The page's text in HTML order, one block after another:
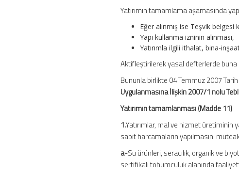
Yatırımın tamamlama aşamasında
Eğer alınmış ise Teşvik belgesi
Yapı kullanma izninin alınması,
Yatırımla ilgili ithalat, bina-
Aktifleştirilerek yasal defterlerde buna
Bununla birlikte 04 Temmuz 2007
Uygulanmasına İlişkin 2007/1 nolu
Yatırımın tamamlanması (Madde 11)
1.Yatırımlar, mal ve hizmet
sabit harcamaların yapılmasını
a-Su ürünleri, seracılık, organik ve
sertifikalı tohumculuk alanında